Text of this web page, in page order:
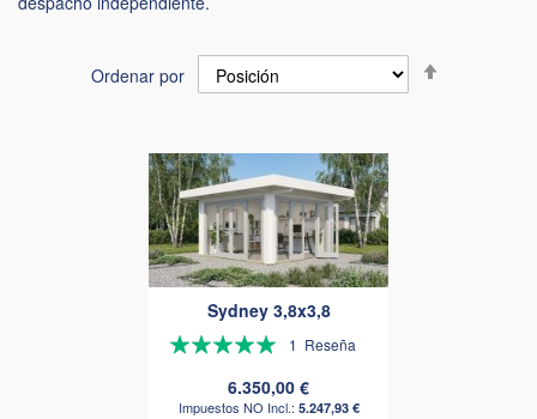
Ordenar por
Sydney 3,8x3,8
Valoración:
1 Reseña
6.350,00 €
5.247,93 €